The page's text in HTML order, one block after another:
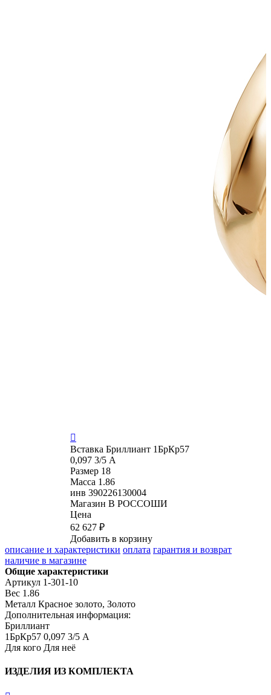

Вставка Бриллиант 1БрКр57
0,097 3/5 А
Размер 18
Масса 1.86
инв 390226130004
Магазин В РОССОШИ
Цена
62 627 ₽
Добавить в корзину
описание и характеристики оплата гарантия и возврат
наличие в магазине
Общие характеристики
Артикул 1-301-10
Вес 1.86
Металл Красное золото, Золото
Дополнительная информация:
Бриллиант
1БрКр57 0,097 3/5 А
Для кого Для неё
ИЗДЕЛИЯ ИЗ КОМПЛЕКТА